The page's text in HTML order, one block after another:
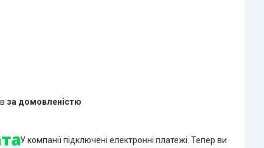
за домовленістю
У компанії підключені електронні платежі. Тепер ви